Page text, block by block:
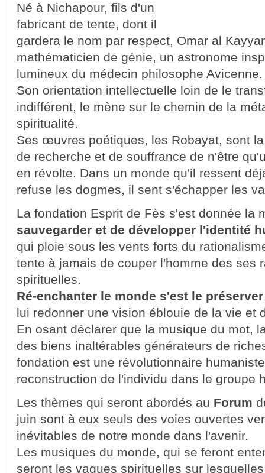
Né à Nichapour, fils d'un
fabricant de tente, dont il
gardera le nom par respect, Omar al
mathématicien de génie, un astronome
lumineux du médecin philosophe Avicenne.
Son orientation intellectuelle loin de le
indifférent, le mène sur le chemin de la
spiritualité.
Ses œuvres poétiques, les Robayat, sont
de recherche et de souffrance de n'être
en révolte. Dans un monde qu'il ressent
refuse les dogmes, il sent s'échapper les
La fondation Esprit de Fès s'est donnée la
sauvegarder et de développer l'identité
qui ploie sous les vents forts du
tente à jamais de couper l'homme des ses
spirituelles.
Ré-enchanter le monde s'est le
lui redonner une vision éblouie de la vie et
En osant déclarer que la musique du mot,
des biens inaltérables générateurs de
fondation est une révolutionnaire
reconstruction de l'individu dans le groupe
Les thèmes qui seront abordés au Forum
juin sont à eux seuls des voies ouvertes
inévitables de notre monde dans l'avenir.
Les musiques du monde, qui se feront
seront les vagues spirituelles sur